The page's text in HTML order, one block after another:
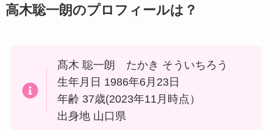
高木聡一朗のプロフィールは？
髙木 聡一朗 たかき そういちろう
生年月日 1986年6月23日
年齢 37歳(2023年11月時点）
出身地 山口県